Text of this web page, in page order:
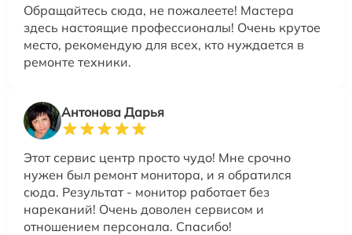
Обращайтесь сюда, не пожалеете! Мастера
здесь настоящие профессионалы! Очень крутое
место, рекомендую для всех, кто нуждается в
ремонте техники.
Антонова Дарья
Этот сервис центр просто чудо! Мне срочно
нужен был ремонт монитора, и я обратился
сюда. Результат - монитор работает без
нареканий! Очень доволен сервисом и
отношением персонала. Спасибо!